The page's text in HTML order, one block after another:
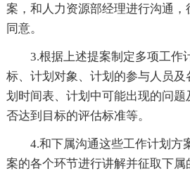
案，和人力资源部经理进行沟通
同意。
3.根据上述提案制定多项工作
标、计划对象、计划的参与人员
划时间表、计划中可能出现的问
否达到目标的评估标准等。
4.和下属沟通这些工作计划方
案的各个环节进行讲解并征取下